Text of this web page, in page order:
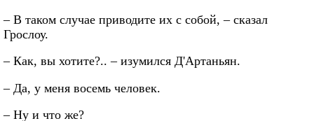
– В таком случае приводите их с собой, – сказал
Грослоу.
– Как, вы хотите?.. – изумился Д'Артаньян.
– Да, у меня восемь человек.
– Ну и что же?